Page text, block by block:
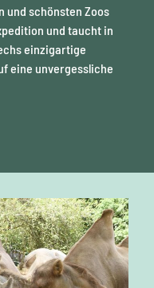
und schönsten Zoos
und taucht in
einzigartige
eine unvergessliche